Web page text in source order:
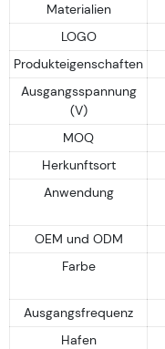
Materialien
LOGO
Produkteigenschaften
Ausgangsspannung
(V)
MOQ
Herkunftsort
Anwendung
OEM und ODM
Farbe
Ausgangsfrequenz
Hafen